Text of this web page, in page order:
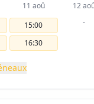
11 aoû
15:00
16:30
12
-